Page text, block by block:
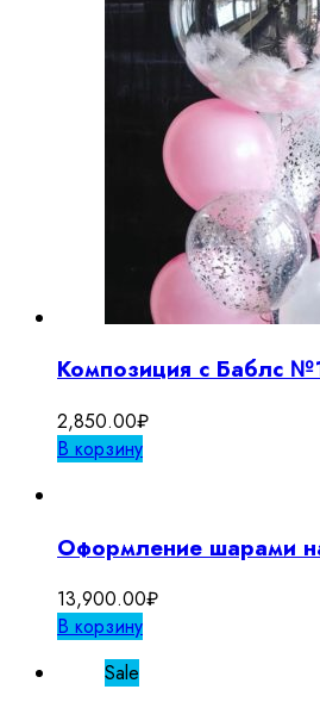
Композиция с Баблс
2,850.00₽
В корзину
Оформление шарами
13,900.00₽
В корзину
Sale